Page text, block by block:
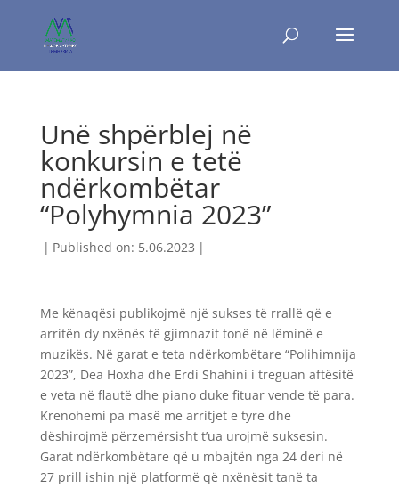
Unë shpërblej në
konkursin e tetë
ndërkombëtar
“Polyhymnia 2023”
| Published on: 5.06.2023 |
Me kënaqësi publikojmë një sukses të rrallë që e
arritën dy nxënës të gjimnazit tonë në lëminë e
muzikës. Në garat e teta ndërkombëtare “Polihimnija
2023”, Dea Hoxha dhe Erdi Shahini i treguan aftësitë
e veta në flautë dhe piano duke fituar vende të para.
Krenohemi pa masë me arritjet e tyre dhe
dëshirojmë përzemërsisht t’ua urojmë suksesin.
Garat ndërkombëtare që u mbajtën nga 24 deri në
27 prill ishin një platformë që nxënësit tanë ta